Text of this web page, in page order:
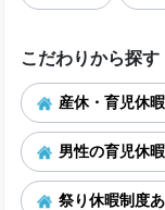
こだわりから探す
産休・育児休
男性の育児休
祭り休暇制度あ